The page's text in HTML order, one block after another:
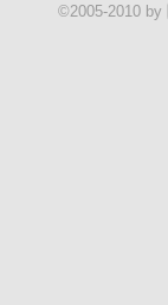
©2005-2010 by